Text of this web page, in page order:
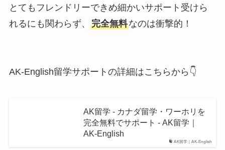
とてもフレンドリーできめ細かいサポート受けら
れるにも関わらず、 完全無料なのは衝撃的！
AK-English留学サポートの詳細はこちらから👇
AK留学｜AK-English
AK留学 - カナダ留学・ワーホリを
完全無料でサポート - AK留学｜
AK-English